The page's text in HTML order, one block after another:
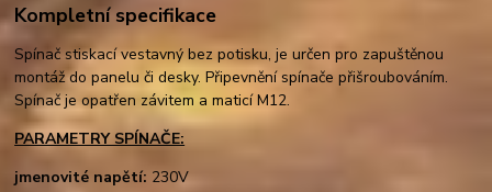
Kompletní specifikace
Spínač stiskací vestavný bez potisku, je určen pro zapuštěnou
montáž do panelu či desky. Připevnění spínače přišroubováním.
Spínač je opatřen závitem a maticí M12.
PARAMETRY SPÍNAČE:
jmenovité napětí: 230V